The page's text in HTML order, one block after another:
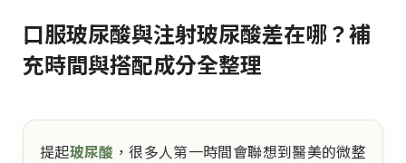
口服玻尿酸與注射玻尿酸差在哪？補
充時間與搭配成分全整理
提起玻尿酸 ，很多人第一時間會聯想到醫美的微整